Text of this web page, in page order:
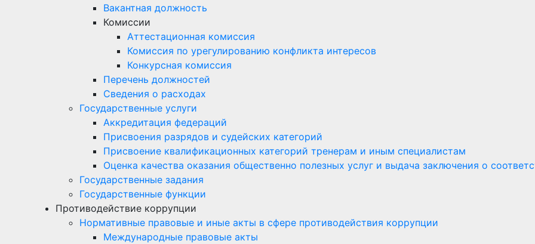
Вакантная должность
Комиссии
Аттестационная комиссия
Комиссия по урегулированию конфликта интересов
Конкурсная комиссия
Перечень должностей
Сведения о расходах
Государственные услуги
Аккредитация федераций
Присвоения разрядов и судейских категорий
Присвоение квалификационных категорий тренерам и иным специалистам
Оценка качества оказания общественно полезных услуг и выдача заключения о
Государственные задания
Государственные функции
Противодействие коррупции
Нормативные правовые и иные акты в сфере противодействия коррупции
Международные правовые акты